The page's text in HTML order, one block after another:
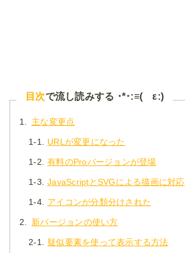
目次で流し読みする ･*･:≡( ε:)
1. 主な変更点
1-1. URLが変更になった
1-2. 有料のProバージョンが登場
1-3. JavaScriptとSVGによる描画に対応
1-4. アイコンが分類分けされた
2. 新バージョンの使い方
2-1. 疑似要素を使って表示する方法